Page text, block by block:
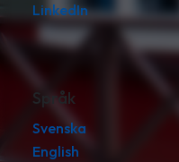
LinkedIn
Språk
Svenska
English